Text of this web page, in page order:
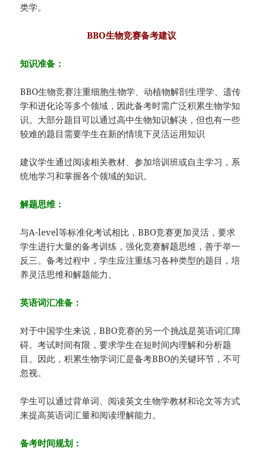
类学。
BBO生物竞赛备考建议
知识准备：
BBO生物竞赛注重细胞生物学、动植物解剖生理学、遗传
学和进化论等多个领域，因此备考时需广泛积累生物学知
识。大部分题目可以通过高中生物知识解决，但也有一些
较难的题目需要学生在新的情境下灵活运用知识
建议学生通过阅读相关教材、参加培训班或自主学习，系
统地学习和掌握各个领域的知识。
解题思维：
与A-level等标准化考试相比，BBO竞赛更加灵活，要求
学生进行大量的备考训练，强化竞赛解题思维，善于举一
反三。备考过程中，学生应注重练习各种类型的题目，培
养灵活思维和解题能力。
英语词汇准备：
对于中国学生来说，BBO竞赛的另一个挑战是英语词汇障
碍。考试时间有限，要求学生在短时间内理解和分析题
目。因此，积累生物学词汇是备考BBO的关键环节，不可
忽视。
学生可以通过背单词、阅读英文生物学教材和论文等方式
来提高英语词汇量和阅读理解能力。
备考时间规划：